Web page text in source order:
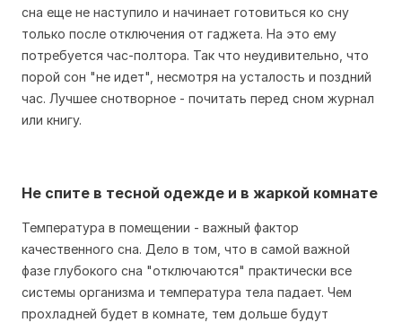
сна еще не наступило и начинает готовиться ко сну
только после отключения от гаджета. На это ему
потребуется час-полтора. Так что неудивительно, что
порой сон "не идет", несмотря на усталость и поздний
час. Лучшее снотворное - почитать перед сном журнал
или книгу.
Не спите в тесной одежде и в жаркой комнате
Температура в помещении - важный фактор
качественного сна. Дело в том, что в самой важной
фазе глубокого сна "отключаются" практически все
системы организма и температура тела падает. Чем
прохладней будет в комнате, тем дольше будут